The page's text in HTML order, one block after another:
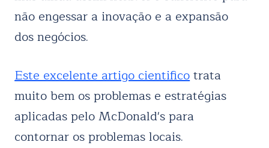
não engessar a inovação e a expansão
dos negócios.
Este excelente artigo cientificotrata
muito bem os problemas e estratégias
aplicadas pelo McDonald's para
contornar os problemas locais.